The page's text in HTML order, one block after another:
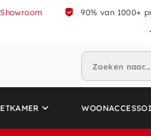
90% van 1000+
Zoeken naar...